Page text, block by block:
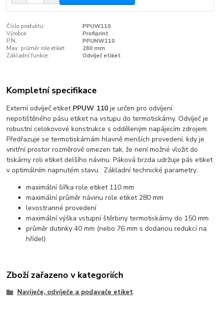
Číslo produktu:
PPUW110
Výrobce:
Profiprint
P.N.:
PPUNW110
Max. průměr role etiket:
280 mm
Základní funkce:
Odvíječ etiket
Kompletní specifikace
Externí odvíječ etiket PPUW 110 je určen pro odvíjení
nepotištěného pásu etiket na vstupu do termotiskárny. Odvíječ je
robustní celokovové konstrukce s odděleným napájecím zdrojem.
Předřazuje se termotiskárnám hlavně menších provedení, kdy je
vnitřní prostor rozměrově omezen tak, že není možné vložit do
tiskárny roli etiket delšího návinu. Páková brzda udržuje pás etiket
v optimálním napnutém stavu. Základní technické parametry:
maximální šířka role etiket 110 mm
maximální průměr návinu role etiket 280 mm
levostranné provedení
maximální výška vstupní štěrbiny termotiskárny do 150 mm
průměr dutinky 40 mm (nebo 76 mm s dodanou redukcí na
hřídel)
Zboží zařazeno v kategoriích
Navíječe, odvíječe a podavače etiket